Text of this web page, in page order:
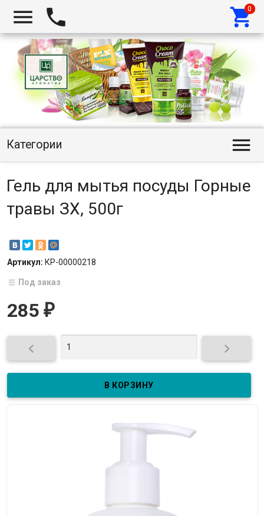
  
Категории 
Гель для мытья посуды Горные
травы ЗХ, 500г
Артикул: КР-00000218
Под заказ
285 ₽
 